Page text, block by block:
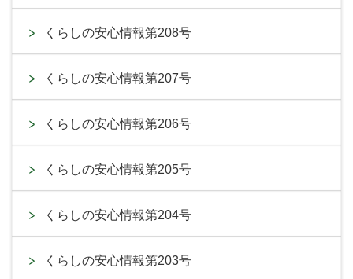
くらしの安心情報第208号
くらしの安心情報第207号
くらしの安心情報第206号
くらしの安心情報第205号
くらしの安心情報第204号
くらしの安心情報第203号